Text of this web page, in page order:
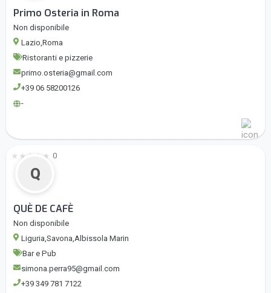
Primo Osteria in Roma
Non disponibile
Lazio,Roma
Ristoranti e pizzerie
primo.osteria@gmail.com
+39 06 58200126
-
Q
★ ★ ★ ★ ★ 0
QUÈ DE CAFÈ
Non disponibile
Liguria,Savona,Albissola Marin
Bar e Pub
simona.perra95@gmail.com
+39 349 781 7122